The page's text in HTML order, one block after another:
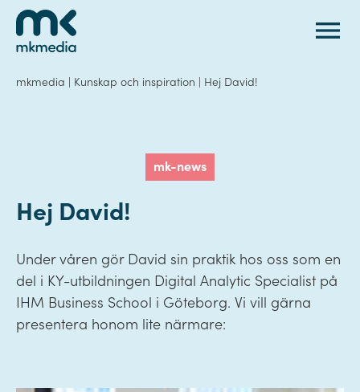
Gå till innehåll
mkmedia | Kunskap och inspiration | Hej David!
mk-news
Hej David!
Under våren gör David sin praktik hos oss som en
del i KY-utbildningen Digital Analytic Specialist på
IHM Business School i Göteborg. Vi vill gärna
presentera honom lite närmare: